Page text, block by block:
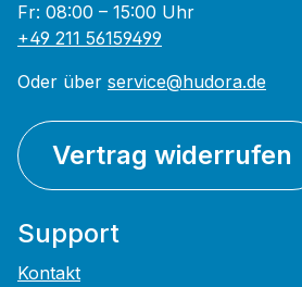
Fr: 08:00 – 15:00 Uhr
+49 211 56159499
Oder über service@hudora.de
Vertrag widerrufen
Support
Kontakt